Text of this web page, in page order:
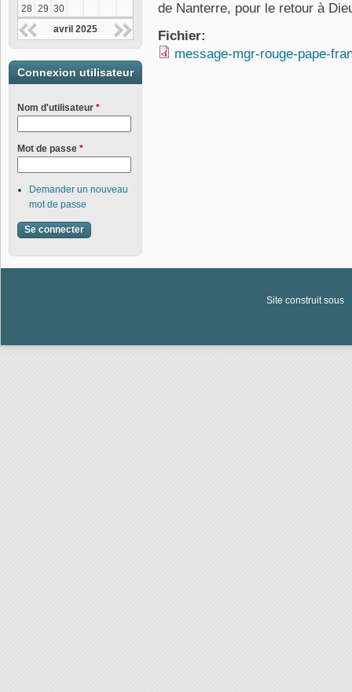
de Nanterre, pour le retour à
Fichier:
message-mgr-rouge-pape-
28 29 30
avril 2025
Connexion utilisateur
Nom d'utilisateur *
Mot de passe *
Demander un nouveau
mot de passe
Site construit sous